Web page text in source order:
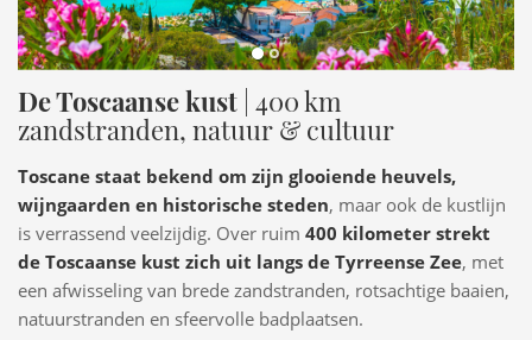
De Toscaanse kust | 400 km
zandstranden, natuur & cultuur
Toscane staat bekend om zijn glooiende heuvels,
wijngaarden en historische steden, maar ook de kustlijn
is verrassend veelzijdig. Over ruim 400 kilometer strekt
de Toscaanse kust zich uit langs de Tyrreense Zee, met
een afwisseling van brede zandstranden, rotsachtige baaien,
natuurstranden en sfeervolle badplaatsen.